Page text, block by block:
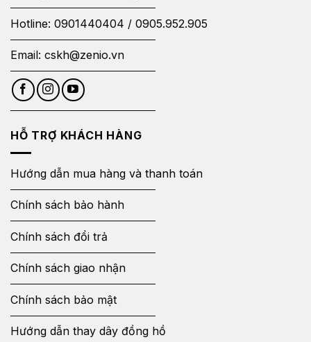
Hotline: 0901440404 / 0905.952.905
Email: cskh@zenio.vn
HỖ TRỢ KHÁCH HÀNG
Hướng dẫn mua hàng và thanh toán
Chính sách bảo hành
Chính sách đổi trả
Chính sách giao nhận
Chính sách bảo mật
Hướng dẫn thay dây đồng hồ